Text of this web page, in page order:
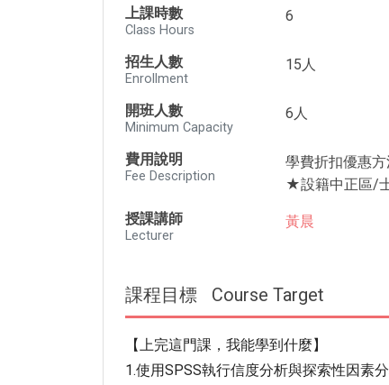
上課時數
Class Hours
6
招生人數
Enrollment
15人
開班人數
Minimum Capacity
6人
費用說明
Fee Description
學費折扣優惠
★設籍中正區/
授課講師
Lecturer
黃晨
課程目標 Course Target
【上完這門課，我能學到什麼】
1.使用SPSS執行信度分析與探索性因素